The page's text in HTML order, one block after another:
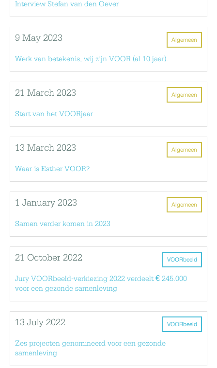
Interview Stefan van den Oever
Algemeen
9 May 2023
Werk van betekenis, wij zijn VOOR (al 10 jaar).
Algemeen
21 March 2023
Start van het VOORjaar
Algemeen
13 March 2023
Waar is Esther VOOR?
Algemeen
1 January 2023
Samen verder komen in 2023
VOORbeeld
21 October 2022
Jury VOORbeeld-verkiezing 2022 verdeelt € 245.000
voor een gezonde samenleving
VOORbeeld
13 July 2022
Zes projecten genomineerd voor een gezonde
samenleving